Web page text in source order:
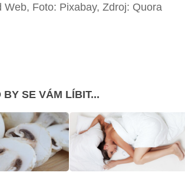
Web, Foto: Pixabay, Zdroj: Quora
BY SE VÁM LÍBIT...